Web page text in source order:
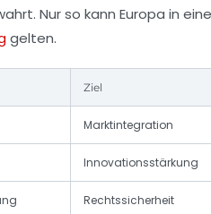
Nur so kann Europa in
gelten.
Ziel
Marktintegration
Innovationsstärkung
Rechtssicherheit